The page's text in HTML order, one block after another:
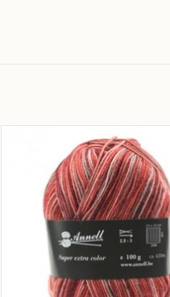
Annell Super Extra Color - 2915
TOEVOEGEN AAN